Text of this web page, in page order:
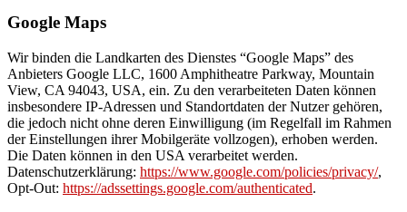
Google Maps
Wir binden die Landkarten des Dienstes “Google Maps” des
Anbieters Google LLC, 1600 Amphitheatre Parkway, Mountain
View, CA 94043, USA, ein. Zu den verarbeiteten Daten können
insbesondere IP-Adressen und Standortdaten der Nutzer gehören,
die jedoch nicht ohne deren Einwilligung (im Regelfall im Rahmen
der Einstellungen ihrer Mobilgeräte vollzogen), erhoben werden.
Die Daten können in den USA verarbeitet werden.
Datenschutzerklärung: https://www.google.com/policies/privacy/,
Opt-Out: https://adssettings.google.com/authenticated.